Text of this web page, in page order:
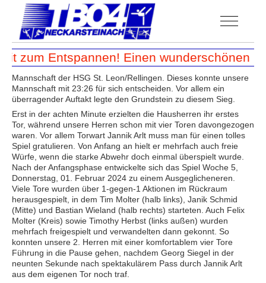
Off-
zum Entspannen! Einen wunderschönen
Mannschaft der HSG St. Leon/Rellingen. Dieses konnte unsere
Mannschaft mit 23:26 für sich entscheiden. Vor allem ein
überragender Auftakt legte den Grundstein zu diesem Sieg.
Erst in der achten Minute erzielten die Hausherren ihr erstes
Tor, während unsere Herren schon mit vier Toren davongezogen
waren. Vor allem Torwart Jannik Arlt muss man für einen tolles
Spiel gratulieren. Von Anfang an hielt er mehrfach auch freie
Würfe, wenn die starke Abwehr doch einmal überspielt wurde.
Nach der Anfangsphase entwickelte sich das Spiel Woche 5,
Donnerstag, 01. Februar 2024 zu einem Ausgeglicheneren.
Viele Tore wurden über 1-gegen-1 Aktionen im Rückraum
herausgespielt, in dem Tim Molter (halb links), Janik Schmid
(Mitte) und Bastian Wieland (halb rechts) starteten. Auch Felix
Molter (Kreis) sowie Timothy Herbst (links außen) wurden
mehrfach freigespielt und verwandelten dann gekonnt. So
konnten unsere 2. Herren mit einer komfortablem vier Tore
Führung in die Pause gehen, nachdem Georg Siegel in der
neunten Sekunde nach spektakulärem Pass durch Jannik Arlt
aus dem eigenen Tor noch traf.